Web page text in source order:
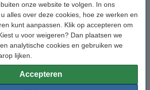
onze website te volgen. In ons
alles over deze cookies, hoe ze werken en
kunt aanpassen. Klik op accepteren om
u voor weigeren? Dan plaatsen we
analytische cookies en gebruiken we
lijken.
Accepteren
MN1500
24 stuks
123inkt kopieerpapier 1 pak van
500 vellen A4 - 80 g/m²